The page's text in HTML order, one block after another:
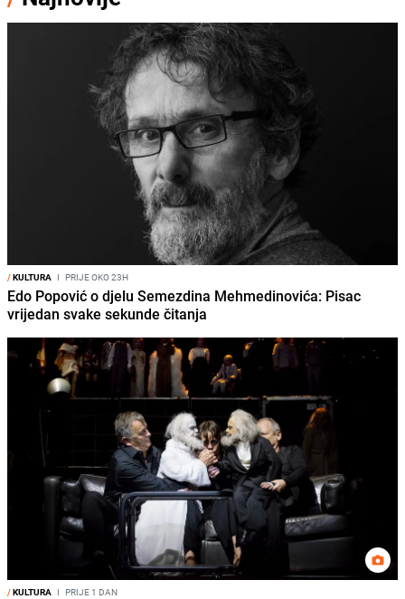
/KULTURA I PRIJE OKO 23H
Edo Popović o djelu Semezdina Mehmedinovića: Pisac
vrijedan svake sekunde čitanja
/KULTURA I PRIJE 1 DAN